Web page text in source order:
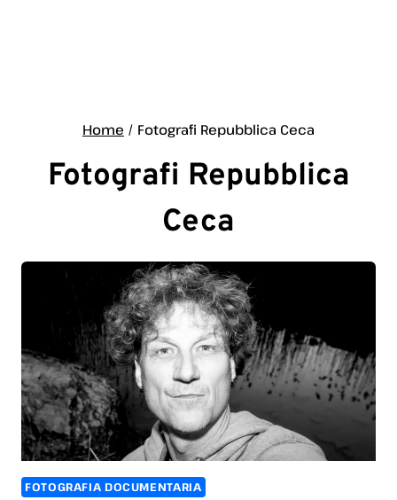
Home / Fotografi Repubblica Ceca
Fotografi Repubblica
Ceca
FOTOGRAFIA DOCUMENTARIA